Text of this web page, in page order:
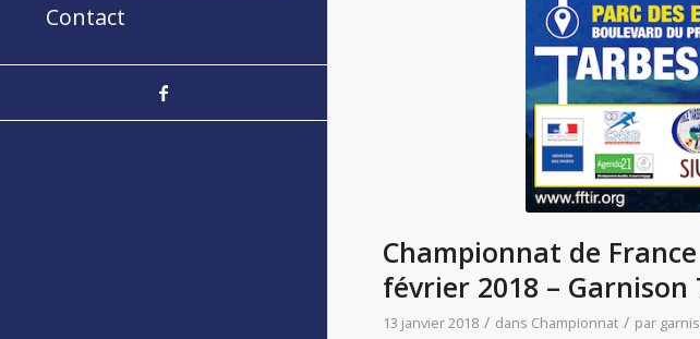
Contact
Championnat de
février 2018 –
13 janvier 2018 / dans Championnat / par